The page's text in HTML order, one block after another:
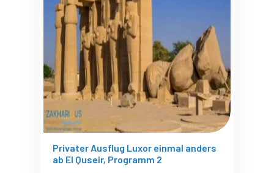
Privater Ausflug Luxor einmal anders
ab El Quseir, Programm 2